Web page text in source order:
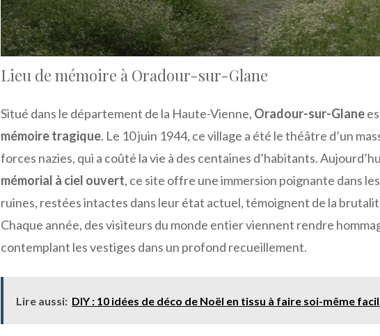
Lieu de mémoire à Oradour-sur-Glane
Situé dans le département de la Haute-Vienne, Oradour-sur-Glane
mémoire tragique. Le 10 juin 1944, ce village a été le théâtre d’un
forces nazies, qui a coûté la vie à des centaines d’habitants.
mémorial à ciel ouvert, ce site offre une immersion poignante dans
ruines, restées intactes dans leur état actuel, témoignent de la
Chaque année, des visiteurs du monde entier viennent rendre
contemplant les vestiges dans un profond recueillement.
Lire aussi: DIY : 10 idées de déco de Noël en tissu à faire soi-même